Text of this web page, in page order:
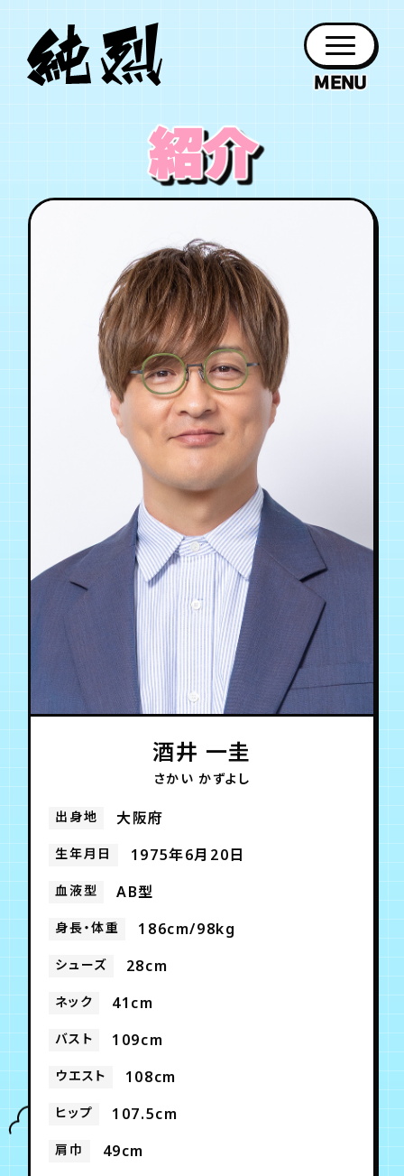
NEWS
日程
SCHEDULE TICKET
PROFILE
作品
DISCOGRAPHY BLOG
GOODS
ホーム
HOME
クラブ
年会員制ファンクラブ
会員登録 ログイン
チケット お知らせ
FC NEWS
ムービー
MOVIE
月会員制ファンクラブ
会員登録 ログイン
年会員制ファンクラブ
会員登録 ログイン
FC TICKET
お知らせ
FC NEWS
月会員制ファンクラブ
紹介
酒井 一圭
さかい かずよし
出身地 大阪府
生年月日 1975年6月20日
血液型 AB型
身長・体重 186cm/98kg
シューズ 28cm
ネック 41cm
バスト 109cm
ウエスト 108cm
ヒップ 107.5cm
肩巾 49cm